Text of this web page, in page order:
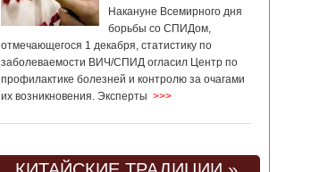
Накануне Всемирного дня
борьбы со СПИДом,
отмечающегося 1 декабря, статистику по
заболеваемости ВИЧ/СПИД огласил Центр по
профилактике болезней и контролю за очагами
их возникновения. Эксперты >>>